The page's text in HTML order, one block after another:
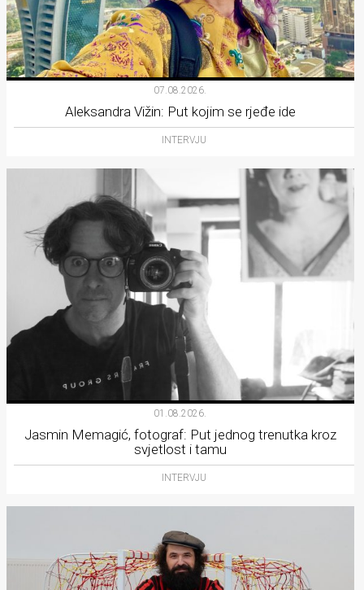
07.08.2026.
Aleksandra Vižin: Put kojim se rjeđe ide
INTERVJU
01.08.2026.
Jasmin Memagić, fotograf: Put jednog trenutka kroz
svjetlost i tamu
INTERVJU